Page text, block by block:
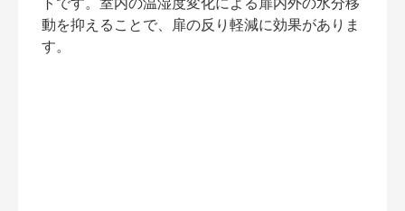
動を抑えることで、扉の反り軽減に効果がありま
す。